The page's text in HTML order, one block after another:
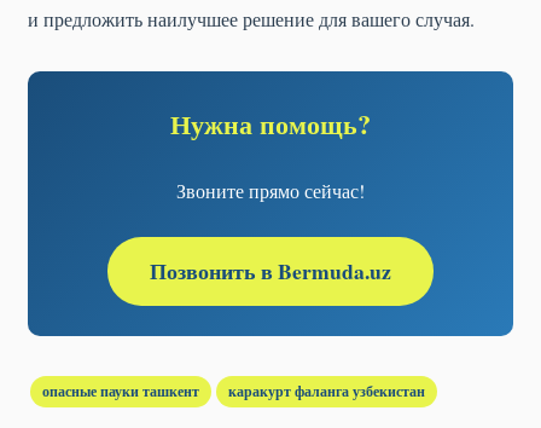
и предложить наилучшее решение для вашего случая.
Нужна помощь?
Звоните прямо сейчас!
Позвонить в Bermuda.uz
опасные пауки ташкент каракурт фаланга узбекистан